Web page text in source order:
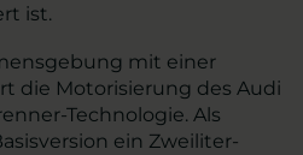
ist.
mit einer
die Motorisierung des Audi
Technologie. Als
ein Zweiliter-